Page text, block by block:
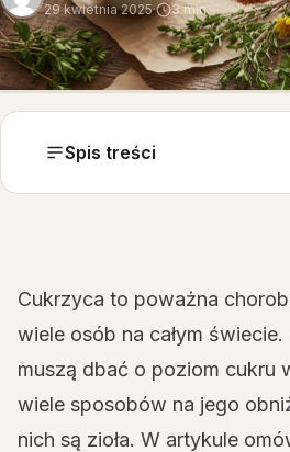
29 kwietnia 2025· 3 min
Spis treści
Cukrzyca to poważna
wiele osób na całym
muszą dbać o poziom cukru
wiele sposobów na jego
nich są zioła. W artykule